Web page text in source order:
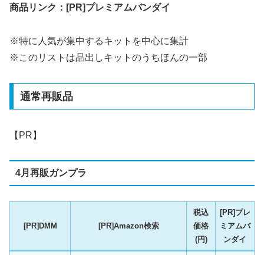
商品リンク：[PR]プレミアムバンダイ
※特に人気が集中するキットを中心に集計
※このリストは品出しキットのうちほんの一部
通常再販品
【PR】
4月再販ガンプラ
[PR]DMM [PR]Amazon検索
税込
価格
(円)
[PR]プレ
ミアムバ
ンダイ